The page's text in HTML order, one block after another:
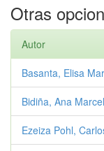
Otras
Autor
Basanta, Elisa
Bidiña, Ana
Ezeiza Pohl,